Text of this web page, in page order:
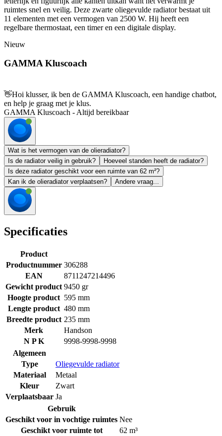
ruimtes snel en veilig. Deze zwarte oliegevulde radiator bestaat uit
11 elementen met een vermogen van 2500 W. Hij heeft een
regelbare thermostaat, een timer en een digitale display.
Nieuw
GAMMA Kluscoach
👋Hoi klusser, ik ben de GAMMA Kluscoach, een handige chatbot,
en help je graag met je klus.
GAMMA Kluscoach - Altijd bereikbaar
Wat is het vermogen van de olieradiator?
Is de radiator veilig in gebruik?
Hoeveel standen heeft de radiator?
Is deze radiator geschikt voor een ruimte van 62 m²?
Kan ik de olieradiator verplaatsen?
Andere vraag...
Specificaties
Product
Productnummer 306288
EAN
8711247214496
Gewicht product 9450 gr
Hoogte product 595 mm
Lengte product 480 mm
Breedte product 235 mm
Merk
Handson
N P K
9998-9998-9998
Algemeen
Type
Oliegevulde radiator
Materiaal
Metaal
Kleur
Zwart
Verplaatsbaar Ja
Gebruik
Geschikt voor in vochtige ruimtes Nee
Geschikt voor ruimte tot
62 m³